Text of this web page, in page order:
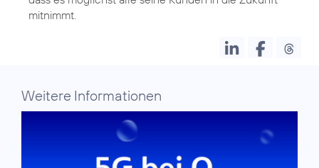
mitnimmt.
Weitere Informationen